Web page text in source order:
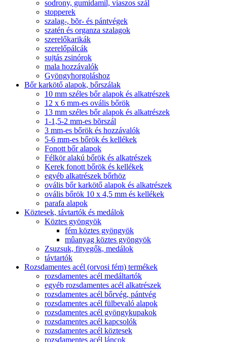
sodrony, gumidamil, viaszos szál
stopperek
szalag-, bõr- és pántvégek
szatén és organza szalagok
szerelőkarikák
szerelőpálcák
sujtás zsinórok
mala hozzávalók
Gyöngyhorgoláshoz
Bőr karkötő alapok, bőrszálak
10 mm széles bőr alapok és alkatrészek
12 x 6 mm-es ovális bőrök
13 mm széles bőr alapok és alkatrészek
1-1,5-2 mm-es bõrszál
3 mm-es bőrök és hozzávalók
5-6 mm-es bőrök és kellékek
Fonott bőr alapok
Félkör alakú bőrök és alkatrészek
Kerek fonott bőrök és kellékek
egyéb alkatrészek bőrhöz
ovális bőr karkötő alapok és alkatrészek
ovális bőrök 10 x 4,5 mm és kellékek
parafa alapok
Köztesek, távtartók és medálok
Köztes gyöngyök
fém köztes gyöngyök
mûanyag köztes gyöngyök
Zsuzsuk, fityegők, medálok
távtartók
Rozsdamentes acél (orvosi fém) termékek
rozsdamentes acél medáltartók
egyéb rozsdamentes acél alkatrészek
rozsdamentes acél bőrvég, pántvég
rozsdamentes acél fülbevaló alapok
rozsdamentes acél gyöngykupakok
rozsdamentes acél kapcsolók
rozsdamentes acél köztesek
rozsdamentes acél láncok